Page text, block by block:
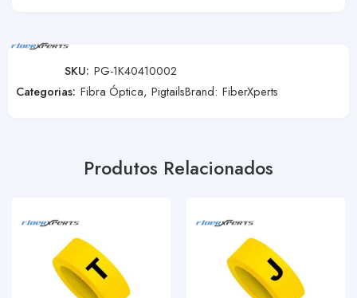
SKU: PG-1K40410002
Categorias: Fibra Óptica, PigtailsBrand: FiberXperts
Produtos Relacionados